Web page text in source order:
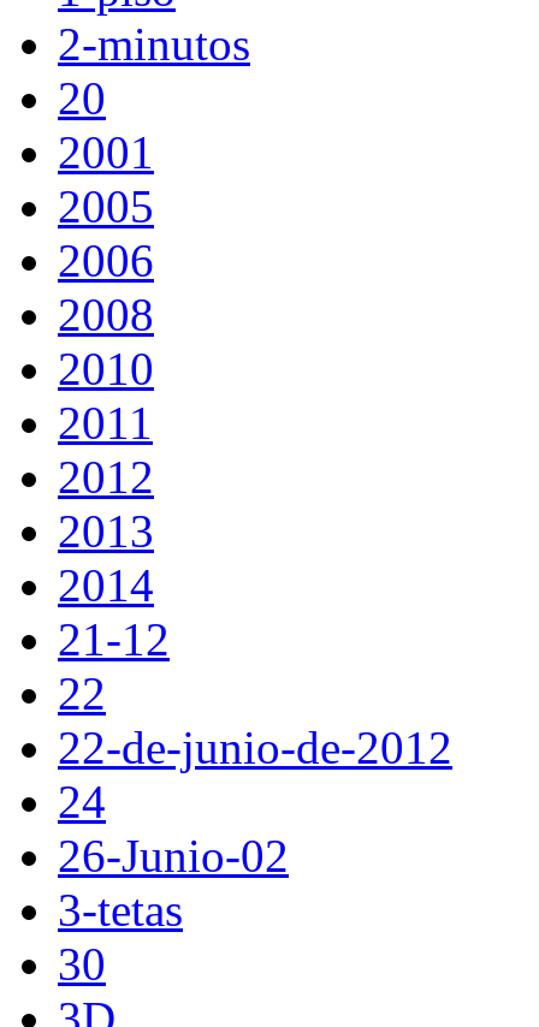
2-minutos
20
2001
2005
2006
2008
2010
2011
2012
2013
2014
21-12
22
22-de-junio-de-2012
24
26-Junio-02
3-tetas
30